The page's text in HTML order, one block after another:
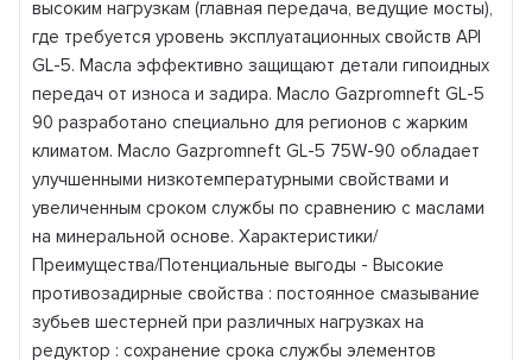
высоким нагрузкам (главная передача, ведущие мосты),
где требуется уровень эксплуатационных свойств API
GL-5. Масла эффективно защищают детали гипоидных
передач от износа и задира. Масло Gazpromneft GL-5
90 разработано специально для регионов с жарким
климатом. Масло Gazpromneft GL-5 75W-90 обладает
улучшенными низкотемпературными свойствами и
увеличенным сроком службы по сравнению с маслами
на минеральной основе. Характеристики/
Преимущества/Потенциальные выгоды - Высокие
противозадирные свойства : постоянное смазывание
зубьев шестерней при различных нагрузках на
редуктор : сохранение срока службы элементов